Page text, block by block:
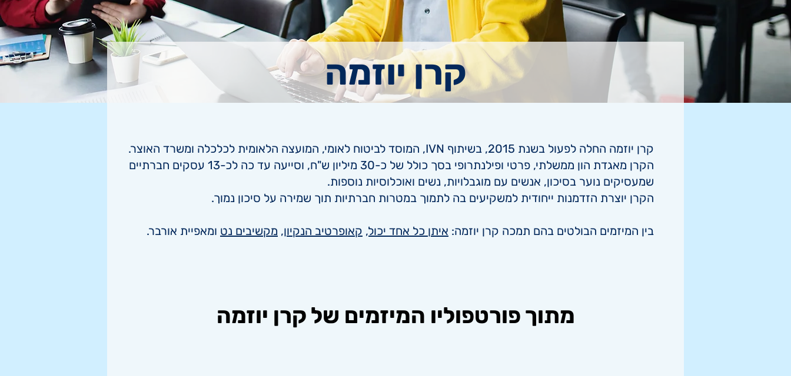
קרן יוזמה
קרן יוזמה החלה לפעול בשנת 2015, בשיתוף IVN, המוסד לביטוח לאומי, המועצה הלאומית לכלכלה ומשרד האוצר.
הקרן מאגדת הון ממשלתי, פרטי ופילנתרופי בסך כולל של כ-30 מיליון ש"ח, וסייעה עד כה לכ-13 עסקים חברתיים
שמעסיקים נוער בסיכון, אנשים עם מוגבלויות, נשים ואוכלוסיות נוספות.
הקרן יוצרת הזדמנות ייחודית למשקיעים בה לתמוך במטרות חברתיות תוך שמירה על סיכון נמוך.
בין המיזמים הבולטים בהם תמכה קרן יוזמה: איתן כל אחד יכול, קאופרטיב הנקיון, מקשיבים נט ומאפיית אורבר.
מתוך פורטפוליו המיזמים של קרן יוזמה